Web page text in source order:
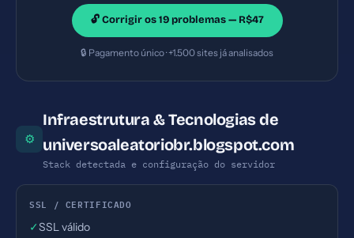
🔓 Corrigir os 19 problemas — R$47
🔒 Pagamento único · +1.500 sites já analisados
⚙
Infraestrutura & Tecnologias de
universoaleatoriobr.blogspot.com
Stack detectada e configuração do servidor
SSL / CERTIFICADO
✓SSL válido